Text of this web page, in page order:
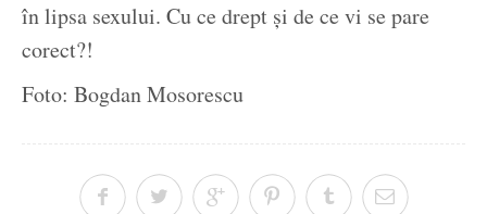
în lipsa sexului. Cu ce drept și de ce vi se pare
corect?!
Foto: Bogdan Mosorescu